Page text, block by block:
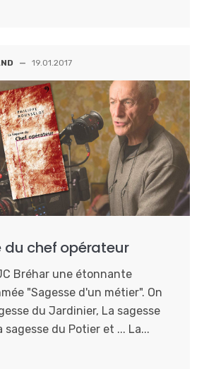
— 19.01.2017
du chef opérateur
Bréhar une étonnante
"Sagesse d'un métier". On
du Jardinier, La sagesse
sagesse du Potier et ... La...